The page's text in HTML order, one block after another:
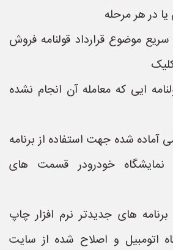
در هر مرحله
موضوع قرارداد قولنامه فروش
ایی که معامله آن انجام نشده
آماده شده جهت استفاده از برنامه
نمایشگاه خودرودر قسمت های
برنامه های جدیدتر نرم افزار چاپ
اتومبیل و اصلاح شده از سایت